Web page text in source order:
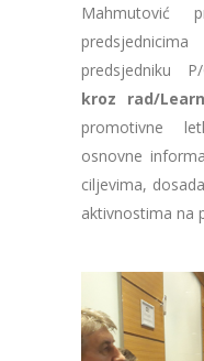
Mahmutović
predsjedniku
kroz rad/
promotivne
osnovne
ciljevima,
aktivnostima na